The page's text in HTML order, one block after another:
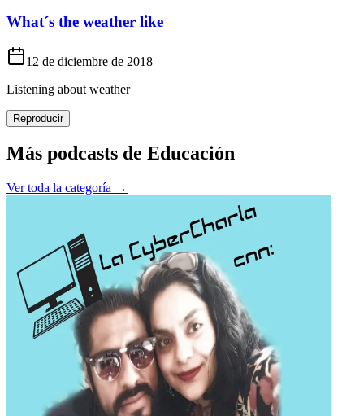
What´s the weather like
12 de diciembre de 2018
Listening about weather
Reproducir
Más podcasts de Educación
Ver toda la categoría →